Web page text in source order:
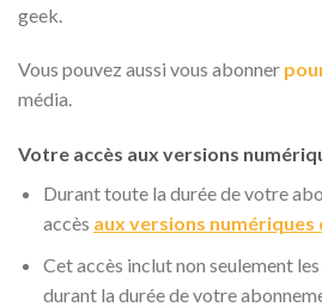
geek.
Vous pouvez aussi vous abonner
média.
Votre accès aux versions
Durant toute la durée de votre
accès aux versions
Cet accès inclut non seulement
durant la durée de votre